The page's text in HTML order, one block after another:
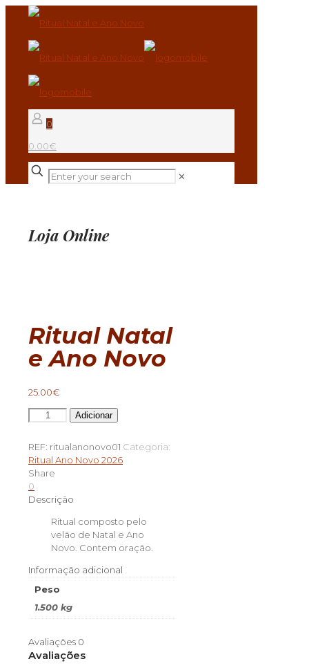
0
0.00€
✕
Loja Online
Ritual Natal
e Ano Novo
25.00€
Quantidade
de
Natal
e
Ano
Novo
Adicionar
REF: ritualanonovo01 Categoria:
Ritual Ano Novo 2026
Share
0
Descrição
Ritual composto pelo
velão de Natal e Ano
Novo. Contem oração.
Informação adicional
Peso
1.500 kg
Avaliações 0
Avaliações